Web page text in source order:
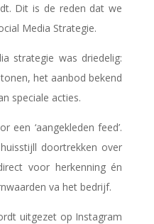
Dit is de reden dat we
Media Strategie.
strategie was driedelig:
het aanbod bekend
speciale acties.
een ‘aangekleden feed’.
doortrekken over
voor herkenning én
va het bedrijf.
uitgezet op Instagram